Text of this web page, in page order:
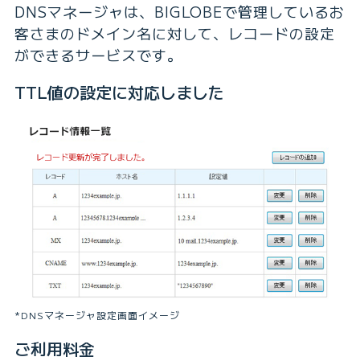
DNSマネージャは、BIGLOBEで管理しているお
客さまのドメイン名に対して、レコードの設定
ができるサービスです。
TTL値の設定に対応しました
*DNSマネージャ設定画面イメージ
ご利用料金